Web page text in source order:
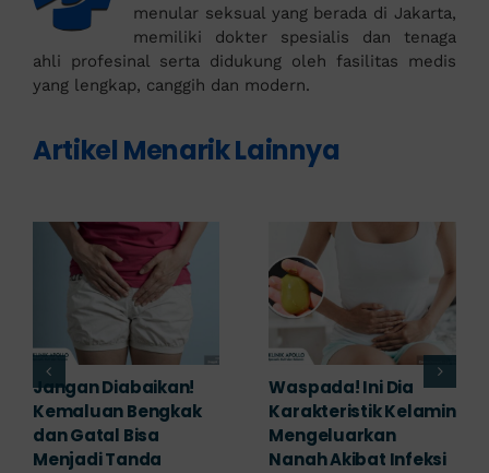
menular seksual yang berada di Jakarta,
memiliki dokter spesialis dan tenaga
ahli profesinal serta didukung oleh fasilitas medis
yang lengkap, canggih dan modern.
Artikel Menarik Lainnya
Banyak yang
Mengabaikan,
Padahal Habis
Berhubungan
Tampak Ringan,
Waspada Ini Gejala
Kutil Kelamin yang
Berbahaya!